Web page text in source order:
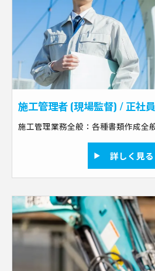
施工管理者 (現場監督) / 正社員
詳しく見る